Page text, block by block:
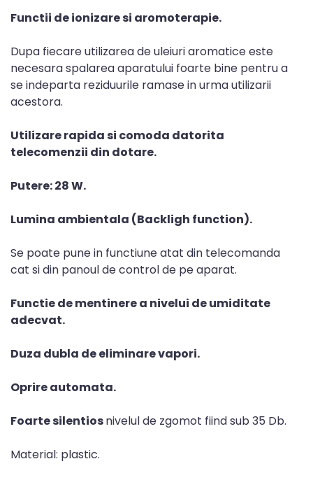
Functii de ionizare si aromoterapie.
Dupa fiecare utilizarea de uleiuri aromatice este
necesara spalarea aparatului foarte bine pentru a
se indeparta reziduurile ramase in urma utilizarii
acestora.
Utilizare rapida si comoda datorita
telecomenzii din dotare.
Putere: 28 W.
Lumina ambientala (Backligh function).
Se poate pune in functiune atat din telecomanda
cat si din panoul de control de pe aparat.
Functie de mentinere a nivelui de umiditate
adecvat.
Duza dubla de eliminare vapori.
Oprire automata.
Foarte silentiosnivelul de zgomot fiind sub 35 Db.
Material: plastic.